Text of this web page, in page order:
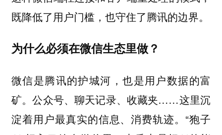
既降低了用户门槛，也守住了腾讯的边界。
为什么必须在微信生态里做？
微信是腾讯的护城河，也是用户数据的富
矿。公众号、聊天记录、收藏夹……这里沉
淀着用户最真实的信息、消费轨迹。“狍子